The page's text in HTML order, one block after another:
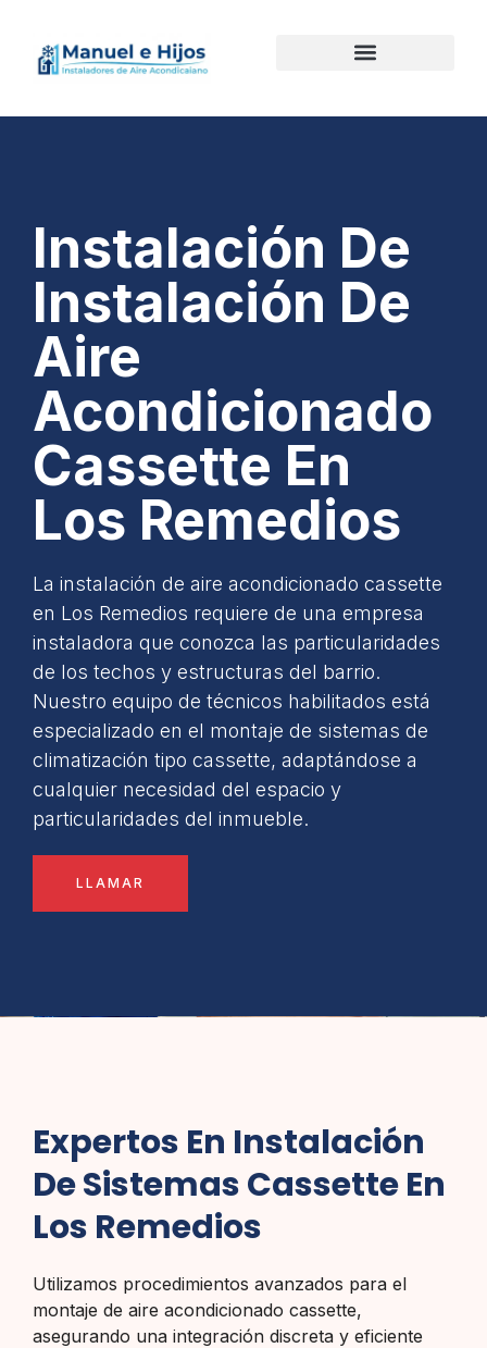
Instalación De
Instalación De
Aire
Acondicionado
Cassette En
Los Remedios
La instalación de aire acondicionado cassette
en Los Remedios requiere de una empresa
instaladora que conozca las particularidades
de los techos y estructuras del barrio.
Nuestro equipo de técnicos habilitados está
especializado en el montaje de sistemas de
climatización tipo cassette, adaptándose a
cualquier necesidad del espacio y
particularidades del inmueble.
LLAMAR
Expertos En Instalación
De Sistemas Cassette En
Los Remedios
Utilizamos procedimientos avanzados para el
montaje de aire acondicionado cassette,
asegurando una integración discreta y eficiente